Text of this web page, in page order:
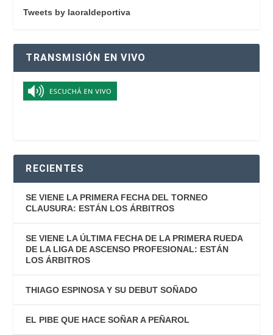
Tweets by laoraldeportiva
TRANSMISIÓN EN VIVO
RECIENTES
SE VIENE LA PRIMERA FECHA DEL TORNEO
CLAUSURA: ESTÁN LOS ÁRBITROS
SE VIENE LA ÚLTIMA FECHA DE LA PRIMERA RUEDA
DE LA LIGA DE ASCENSO PROFESIONAL: ESTÁN
LOS ÁRBITROS
THIAGO ESPINOSA Y SU DEBUT SOÑADO
EL PIBE QUE HACE SOÑAR A PEÑAROL